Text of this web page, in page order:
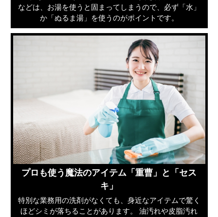
などは、お湯を使うと固まってしまうので、必ず「水」
か「ぬるま湯」を使うのがポイントです。
プロも使う魔法のアイテム「重曹」と「セス
キ」
特別な業務用の洗剤がなくても、身近なアイテムで驚く
ほどシミが落ちることがあります。 油汚れや皮脂汚れ